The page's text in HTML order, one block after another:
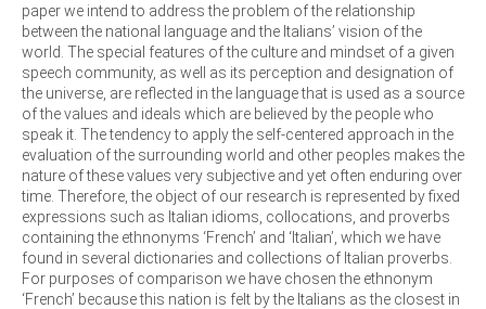
paper we intend to address the problem of the relationship
between the national language and the Italians’ vision of the
world. The special features of the culture and mindset of a given
speech community, as well as its perception and designation of
the universe, are reflected in the language that is used as a source
of the values and ideals which are believed by the people who
speak it. The tendency to apply the self-centered approach in the
evaluation of the surrounding world and other peoples makes the
nature of these values very subjective and yet often enduring over
time. Therefore, the object of our research is represented by fixed
expressions such as Italian idioms, collocations, and proverbs
containing the ethnonyms ‘French’ and ‘Italian’, which we have
found in several dictionaries and collections of Italian proverbs.
For purposes of comparison we have chosen the ethnonym
‘French’ because this nation is felt by the Italians as the closest in